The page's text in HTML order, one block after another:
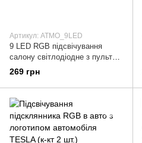
Артикул: ATMO_9LED
9 LED RGB підсвічування
салону світлодіодне з пультом
та мікрофоном (реагує на звук)
16 режимів
269 грн